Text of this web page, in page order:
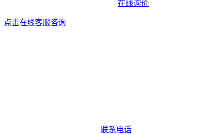
在线询价
点击在线客服咨询
联系电话